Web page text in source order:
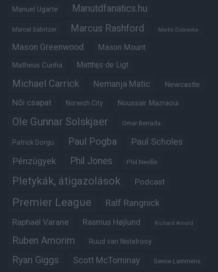
Manuel Ugarte Manutdfanatics.hu
Marcel Sabitzer Marcus Rashford Martin Dubravka
Mason Greenwood Mason Mount
Matheus Cunha Matthijs de Ligt
Michael Carrick Nemanja Matic Newcastle
Női csapat Norwich City Noussair Mazraoui
Ole Gunnar Solskjaer Omar Berrada
Patrick Dorgu Paul Pogba Paul Scholes
Pénzügyek Phil Jones Phil Neville
Pletykák, átigazolások Podcast
Premier League Ralf Rangnick
Raphaël Varane Rasmus Højlund Richard Arnold
Ruben Amorim Ruud van Nistelrooy
Ryan Giggs Scott McTominay Senne Lammens